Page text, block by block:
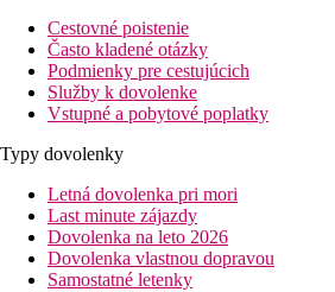
Cestovné poistenie
Často kladené otázky
Podmienky pre cestujúcich
Služby k dovolenke
Vstupné a pobytové poplatky
Typy dovolenky
Letná dovolenka pri mori
Last minute zájazdy
Dovolenka na leto 2026
Dovolenka vlastnou dopravou
Samostatné letenky